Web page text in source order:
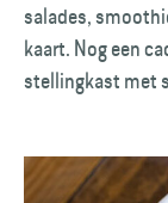
salades,
kaart. Nog een
stellingkast met